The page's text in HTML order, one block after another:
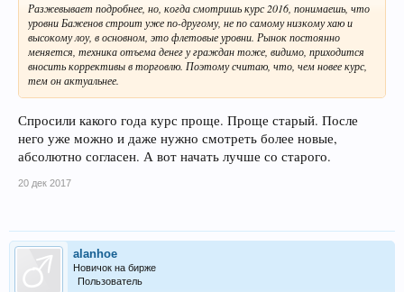
Разжевывает подробнее, но, когда смотришь курс 2016, понимаешь, что
уровни Баженов строит уже по-другому, не по самому низкому хаю и
высокому лоу, в основном, это флетовые уровни. Рынок постоянно
меняется, техника отъема денег у граждан тоже, видимо, приходится
вносить коррективы в торговлю. Поэтому считаю, что, чем новее курс,
тем он актуальнее.
Спросили какого года курс проще. Проще старый. После
него уже можно и даже нужно смотреть более новые,
абсолютно согласен. А вот начать лучше со старого.
20 дек 2017
alanhoe
Новичок на бирже
Пользователь